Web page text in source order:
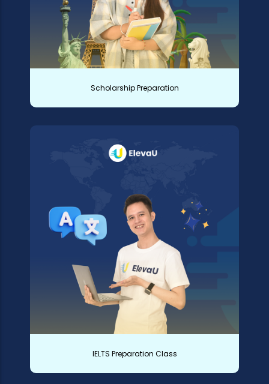
Scholarship Preparation
IELTS Preparation Class